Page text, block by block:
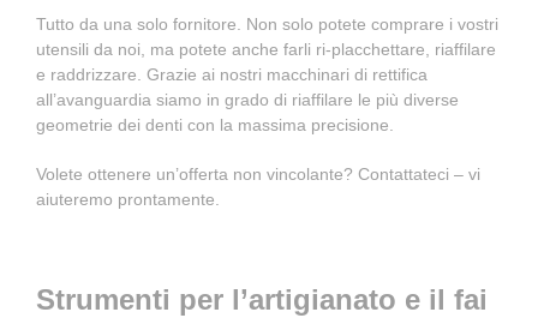
Tutto da una solo fornitore. Non solo potete comprare i vostri
utensili da noi, ma potete anche farli ri-placchettare, riaffilare
e raddrizzare. Grazie ai nostri macchinari di rettifica
all’avanguardia siamo in grado di riaffilare le più diverse
geometrie dei denti con la massima precisione.
Volete ottenere un’offerta non vincolante? Contattateci – vi
aiuteremo prontamente.
Strumenti per l’artigianato e il fai